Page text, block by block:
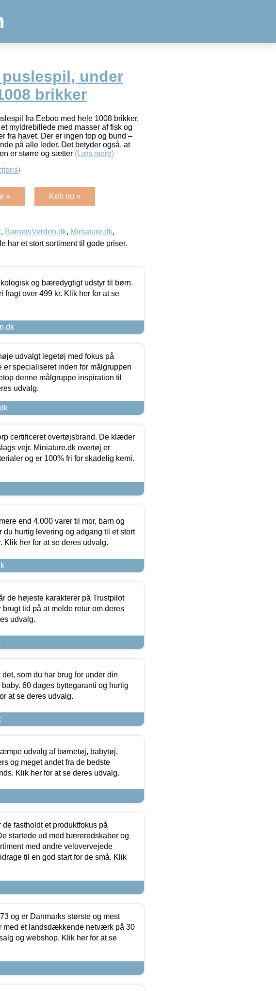
puslespil, under
brikker
fra Eeboo med hele 1008 brikker.
myldrebillede med masser af fisk og
fra havet. Der er ingen top og bund –
på alle leder. Det betyder også, at
er større og sætter (Læs mere)
» Køb nu »
, BarnetsVerden.dk, Miniature.dk,
har et stort sortiment til gode priser.
og bæredygtigt udstyr til børn.
fragt over 499 kr. Klik her for at se
udvalgt legetøj med fokus på
specialiseret inden for målgruppen
denne målgruppe inspiration til
udvalg.
certificeret overtøjsbrand. De klæder
vejr. Miniature.dk overtøj er
og er 100% fri for skadelig kemi.
end 4.000 varer til mor, barn og
du hurtig levering og adgang til et stort
Klik her for at se deres udvalg.
de højeste karakterer på Trustpilot
tid på at melde retur om deres
udvalg.
som du har brug for under din
60 dages byttegaranti og hurtig
at se deres udvalg.
udvalg af børnetøj, babytøj,
og meget andet fra de bedste
Klik her for at se deres udvalg.
fastholdt et produktfokus på
startede ud med bæreredskaber og
med andre velovervejede
til en god start for de små. Klik
og er Danmarks største og mest
med et landsdækkende netværk på 30
og webshop. Klik her for at se